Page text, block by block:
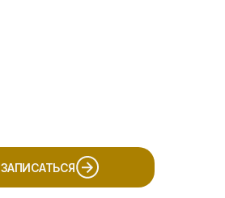
ЗАПИСАТЬСЯ